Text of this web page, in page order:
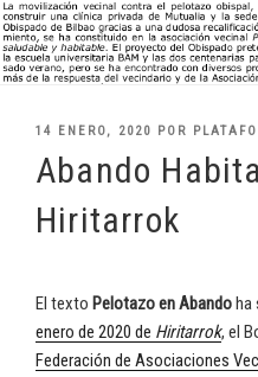
PUBLICADO
14 ENERO, 2020 POR
Abando
Hiritarrok
El texto Pelotazo en Abandoha
enero de 2020 de Hiritarrok, el
Federación de Asociaciones